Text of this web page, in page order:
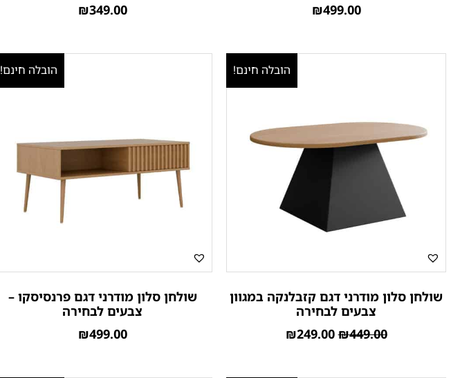
₪499.00
₪349.00
הובלה חינם!
שולחן סלון מודרני דגם קזבלנקה במגוון
צבעים לבחירה
₪449.00
₪249.00
הובלה חינם!
שולחן סלון מודרני דגם פרנסיסקו –
צבעים לבחירה
₪499.00